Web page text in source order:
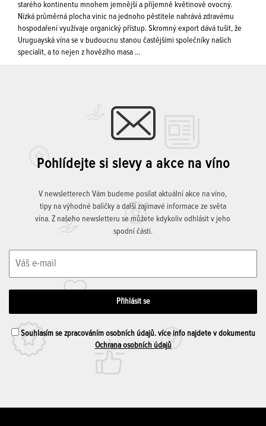
starého kontinentu mnohem jemnější a příjemně květinově ovocný.
Nízká průměrná plocha vinic na jednoho pěstitele nahrává zdravému
hospodaření využívaje organický přístup. Skromný export dává tušit, že
Uruguayská vína se v budoucnu stanou častějšími společníky našich
specialit, a to nejen z hovězího masa ...
Pohlídejte si slevy a akce na víno
V newsletterech Vám budeme posílat aktuální akce na víno,
tipy na výhodné balíčky a další zajímavé informace ze světa
vína. Z našeho newsletteru se můžete kdykoliv odhlásit v jeho
spodní části.
Souhlasím se zpracováním osobních údajů. více info najdete v dokumentu
Ochrana osobních údajů